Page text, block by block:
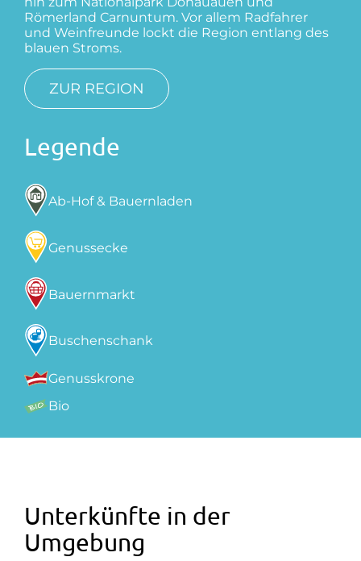
Römerland Carnuntum. Vor allem Radfahrer
und Weinfreunde lockt die Region entlang des
blauen Stroms.
ZUR REGION
Legende
Ab-Hof & Bauernladen
Genussecke
Bauernmarkt
Buschenschank
Genusskrone
Bio
Unterkünfte in der
Umgebung